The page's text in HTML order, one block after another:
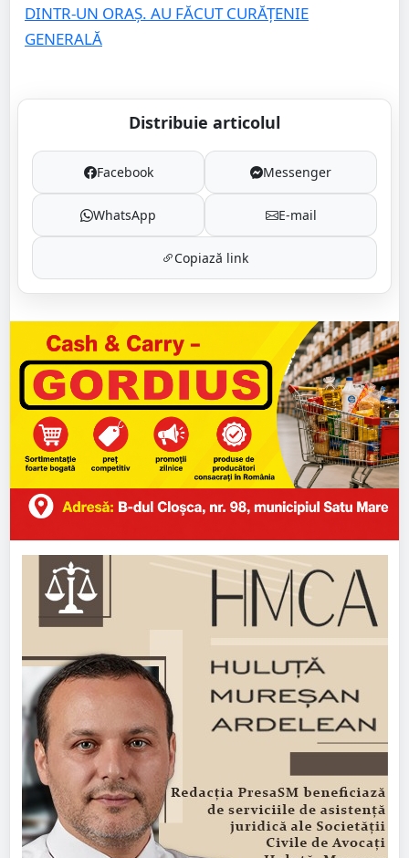
DINTR-UN ORAȘ. AU FĂCUT CURĂȚENIE
GENERALĂ
Distribuie articolul
Facebook Messenger
WhatsApp E-mail
Copiază link